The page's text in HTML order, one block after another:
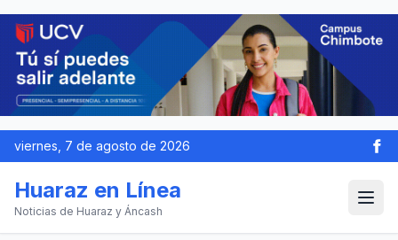
viernes, 7 de agosto de 2026
Huaraz en Línea
Noticias de Huaraz y Áncash